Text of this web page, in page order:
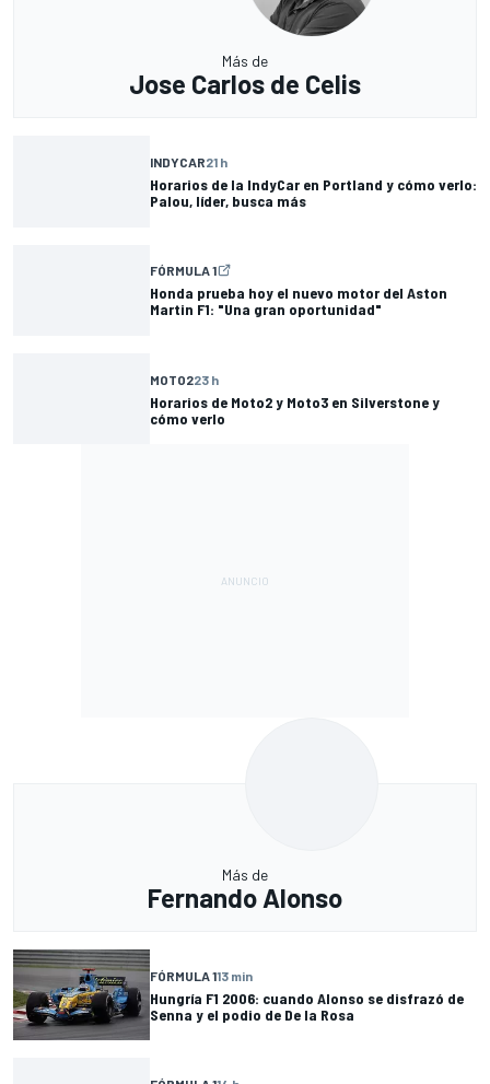
Más de
Jose Carlos de Celis
INDYCAR21 h
Horarios de la IndyCar en Portland y cómo verlo:
Palou, líder, busca más
FÓRMULA 1
Honda prueba hoy el nuevo motor del Aston
Martin F1: "Una gran oportunidad"
MOTO223 h
Horarios de Moto2 y Moto3 en Silverstone y
cómo verlo
Más de
Fernando Alonso
FÓRMULA 113 min
Hungría F1 2006: cuando Alonso se disfrazó de
Senna y el podio de De la Rosa